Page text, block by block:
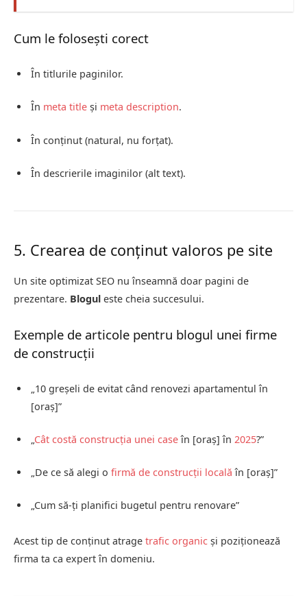
Cum le folosești corect
În titlurile paginilor.
În meta title și meta description.
În conținut (natural, nu forțat).
În descrierile imaginilor (alt text).
5. Crearea de conținut valoros pe site
Un site optimizat SEO nu înseamnă doar pagini de
prezentare. Blogul este cheia succesului.
Exemple de articole pentru blogul unei firme
de construcții
„10 greșeli de evitat când renovezi apartamentul în
[oraș]”
„Cât costă construcția unei caseîn [oraș] în 2025?”
„De ce să alegi o firmă de construcții locală în [oraș]”
„Cum să-ți planifici bugetul pentru renovare”
Acest tip de conținut atrage trafic organic și poziționează
firma ta ca expert în domeniu.